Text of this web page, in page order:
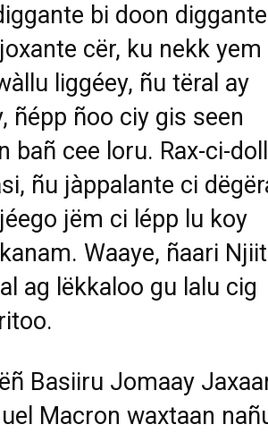
bi doon diggante
cër, ku nekk yem
liggéey, ñu tëral ay
ñépp ñoo ciy gis seen
bañ cee loru. Rax-ci-
ñu jàppalante ci
jëm ci lépp lu koy
Waaye, ñaari
ag lëkkaloo gu lalu cig
Basiiru Jomaay
Macron waxtaan